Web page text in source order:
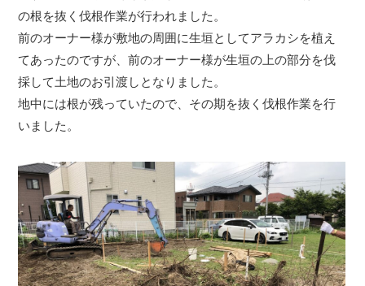
の根を抜く伐根作業が行われました。
前のオーナー様が敷地の周囲に生垣としてアラカシを植え
てあったのですが、前のオーナー様が生垣の上の部分を伐
採して土地のお引渡しとなりました。
地中には根が残っていたので、その期を抜く伐根作業を行
いました。